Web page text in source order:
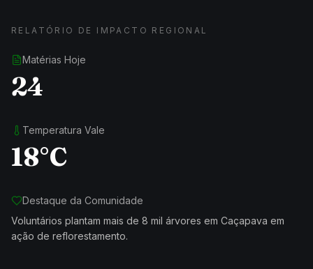
RELATÓRIO DE IMPACTO REGIONAL
Matérias Hoje
24
Temperatura Vale
18°C
Destaque da Comunidade
Voluntários plantam mais de 8 mil árvores em Caçapava em
ação de reflorestamento.